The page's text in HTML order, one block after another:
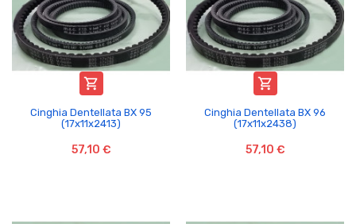

Cinghia Dentellata BX 95
(17x11x2413)
57,10 €

Cinghia Dentellata BX 96
(17x11x2438)
57,10 €